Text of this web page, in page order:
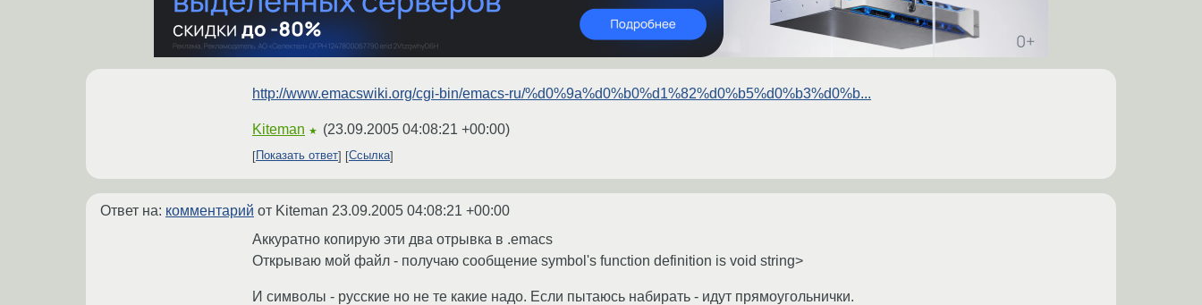
http://www.emacswiki.org/cgi-bin/emacs-ru/%d0%9a%d0%b0%d1%82%d0%b5%d0%b3%d0%b...
Kiteman ★ (23.09.2005 04:08:21 +00:00)
Показать ответ Ссылка
Ответ на: комментарий от Kiteman 23.09.2005 04:08:21 +00:00
Аккуратно копирую эти два отрывка в .emacs
Открываю мой файл - получаю сообщение symbol's function definition is void string>
И символы - русские но не те какие надо. Если пытаюсь набирать - идут прямоугольнички.